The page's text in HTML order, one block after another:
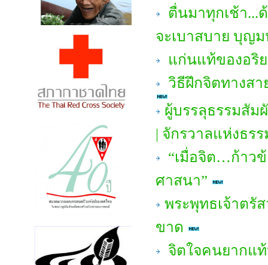
ตื่นมาทุกเช้า...
จะเบาสบาย บุญ
แก่นแท้ของอริ
วิธีฝึกจิตทางสา
ผู้บรรลุธรรมสัม
| จักรวาลแห่งธรร
“เมื่อจิต…ก้าว
ศาสนา”
พระพุทธเจ้าตรั
ขาด
จิตใจคนยากแ